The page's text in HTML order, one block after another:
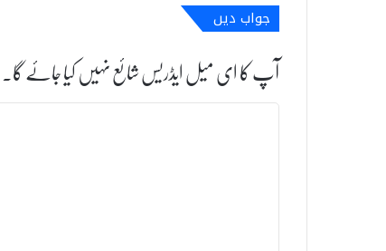
جواب دیں
آپ کا ای میل ایڈریس شائع نہیں کیا جائے گا۔
ت